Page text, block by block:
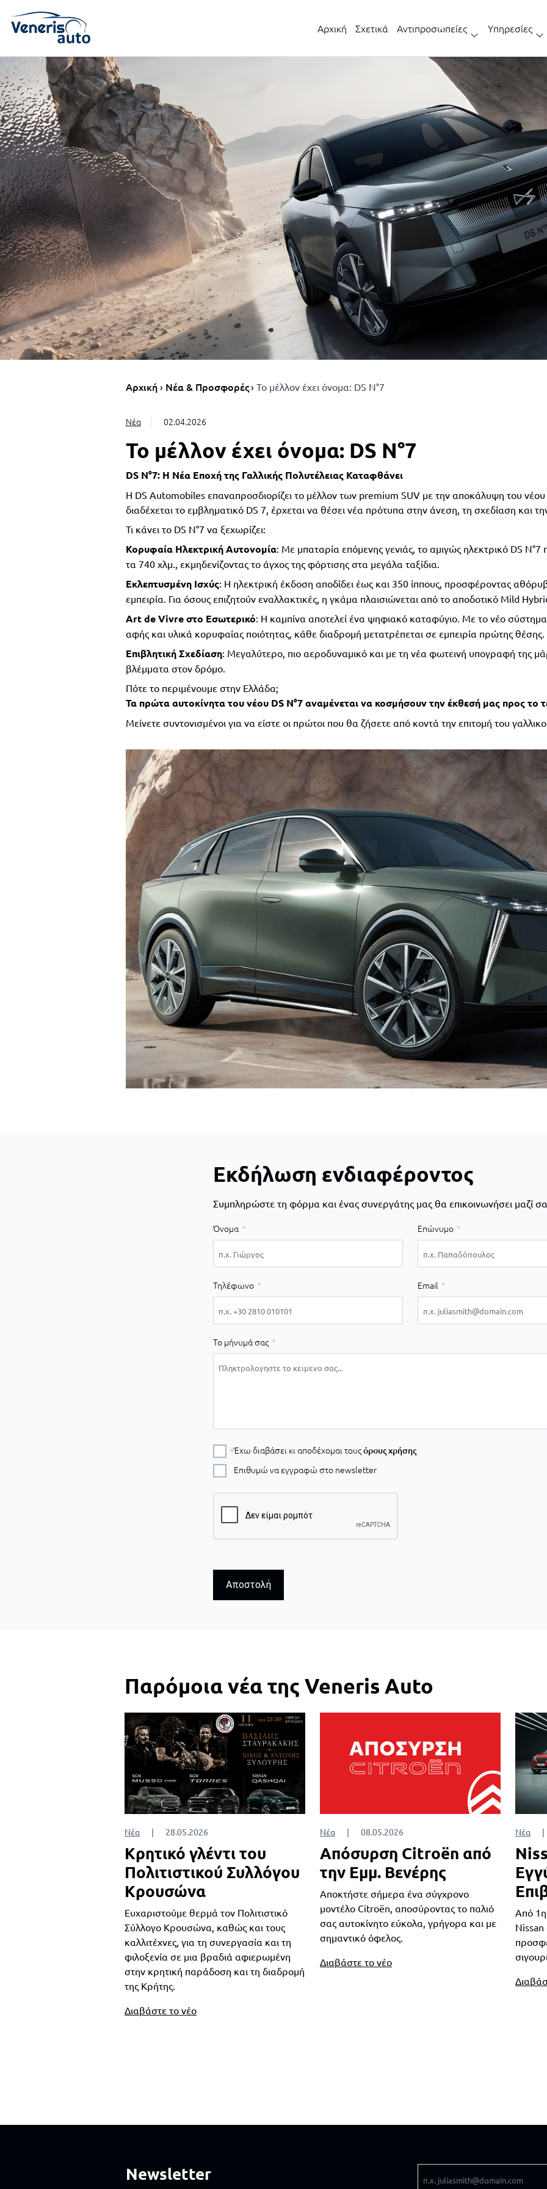
Skip navigation Αρχική Σχετικά Αντιπροσωπείες Υπηρεσίες
Αρχική Νέα & Προσφορές Το μέλλον έχει όνομα: DS N°7
Νέα 02.04.2026
Το μέλλον έχει όνομα: DS N°7
DS N°7: Η Νέα Εποχή της Γαλλικής Πολυτέλειας Καταφθάνει
Η DS Automobiles επαναπροσδιορίζει το μέλλον των premium SUV με την αποκάλυψη του νέου
διαδέχεται το εμβληματικό DS 7, έρχεται να θέσει νέα πρότυπα στην άνεση, τη σχεδίαση και
Τι κάνει το DS N°7 να ξεχωρίζει:
Κορυφαία Ηλεκτρική Αυτονομία: Με μπαταρία επόμενης γενιάς, το αμιγώς ηλεκτρικό DS N°7
τα 740 χλμ., εκμηδενίζοντας το άγχος της φόρτισης στα μεγάλα ταξίδια.
Εκλεπτυσμένη Ισχύς: Η ηλεκτρική έκδοση αποδίδει έως και 350 ίππους, προσφέροντας
εμπειρία. Για όσους επιζητούν εναλλακτικές, η γκάμα πλαισιώνεται από το αποδοτικό Mild
Art de Vivre στο Εσωτερικό: Η καμπίνα αποτελεί ένα ψηφιακό καταφύγιο. Με το νέο
αφής και υλικά κορυφαίας ποιότητας, κάθε διαδρομή μετατρέπεται σε εμπειρία πρώτης θέσης.
Επιβλητική Σχεδίαση: Μεγαλύτερο, πιο αεροδυναμικό και με τη νέα φωτεινή υπογραφή της
βλέμματα στον δρόμο.
Πότε το περιμένουμε στην Ελλάδα;
Τα πρώτα αυτοκίνητα του νέου DS N°7 αναμένεται να κοσμήσουν την έκθεσή μας προς το
Μείνετε συντονισμένοι για να είστε οι πρώτοι που θα ζήσετε από κοντά την επιτομή του
Εκδήλωση ενδιαφέροντος
Συμπληρώστε τη φόρμα και ένας συνεργάτης μας θα επικοινωνήσει μαζί
Όνομα Επώνυμο
Τηλέφωνο Email
Το μήνυμά σας
Έχω διαβάσει κι αποδέχομαι τουςόρους χρήσης
Επιθυμώ να εγγραφώ στο newsletter
Αποστολή
Παρόμοια νέα της Veneris Auto
Νέα | 28.05.2026
Κρητικό γλέντι του
Πολιτιστικού Συλλόγου
Κρουσώνα
Ευχαριστούμε θερμά τον Πολιτιστικό
Σύλλογο Κρουσώνα, καθώς και τους
καλλιτέχνες, για τη συνεργασία και τη
φιλοξενία σε μια βραδιά αφιερωμένη
στην κρητική παράδοση και τη διαδρομή
της Κρήτης.
Διαβάστε το νέο
Νέα | 08.05.2026
Απόσυρση Citroën από
την Εμμ. Βενέρης
Αποκτήστε σήμερα ένα σύγχρονο
μοντέλο Citroën, αποσύροντας το παλιό
σας αυτοκίνητο εύκολα, γρήγορα και με
σημαντικό όφελος.
Διαβάστε το νέο
Νέα |
Από 1η
Newsletter